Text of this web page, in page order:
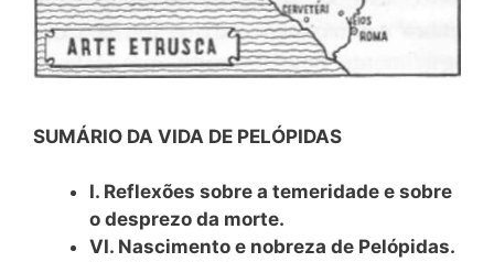
SUMÁRIO DA VIDA DE PELÓPIDAS
I. Reflexões sobre a temeridade e sobre
o desprezo da morte.
VI. Nascimento e nobreza de Pelópidas.